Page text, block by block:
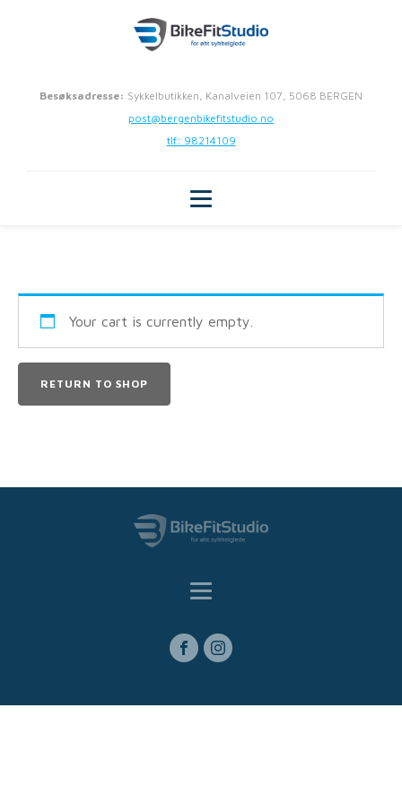
Besøksadresse: Sykkelbutikken, Kanalveien 107, 5068 BERGEN
post@bergenbikefitstudio.no
tlf: 98214109
Your cart is currently empty.
RETURN TO SHOP